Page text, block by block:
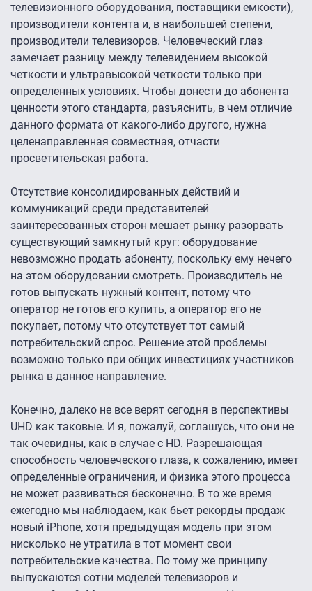
телевизионного оборудования, поставщики емкости),
производители контента и, в наибольшей степени,
производители телевизоров. Человеческий глаз
замечает разницу между телевидением высокой
четкости и ультравысокой четкости только при
определенных условиях. Чтобы донести до абонента
ценности этого стандарта, разъяснить, в чем отличие
данного формата от какого-либо другого, нужна
целенаправленная совместная, отчасти
просветительская работа.
Отсутствие консолидированных действий и
коммуникаций среди представителей
заинтересованных сторон мешает рынку разорвать
существующий замкнутый круг: оборудование
невозможно продать абоненту, поскольку ему нечего
на этом оборудовании смотреть. Производитель не
готов выпускать нужный контент, потому что
оператор не готов его купить, а оператор его не
покупает, потому что отсутствует тот самый
потребительский спрос. Решение этой проблемы
возможно только при общих инвестициях участников
рынка в данное направление.
Конечно, далеко не все верят сегодня в перспективы
UHD как таковые. И я, пожалуй, соглашусь, что они не
так очевидны, как в случае с HD. Разрешающая
способность человеческого глаза, к сожалению, имеет
определенные ограничения, и физика этого процесса
не может развиваться бесконечно. В то же время
ежегодно мы наблюдаем, как бьет рекорды продаж
новый iPhone, хотя предыдущая модель при этом
нисколько не утратила в тот момент свои
потребительские качества. По тому же принципу
выпускаются сотни моделей телевизоров и